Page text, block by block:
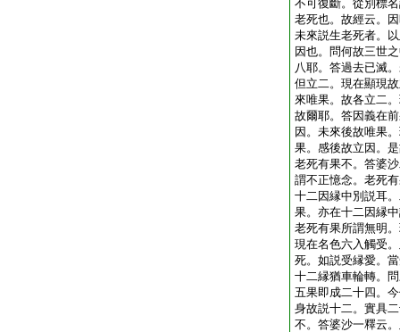
不可復斷。從別標
老死也。故經云。
未來説生老死者。
因也。問何故三世
八耶。答過去已滅
但立二。現在顯現
來唯果。故各立二
故爾耶。答因義在
因。未來後故唯果
果。感後故立因。
老死有果不。答婆
謂不正憶念。老死
十二因縁中別説耳
果。亦在十二因縁
老死有果所謂無明
現在名色六入觸受
死。如説受縁愛。
十二縁猶車輪轉。
五果即成二十四。
身故説十二。實具
不。答婆沙一釋云